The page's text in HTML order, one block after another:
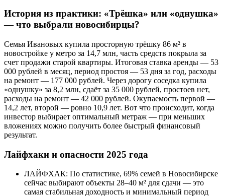
История из практики: «Трёшка» или «однушка»
— что выбрали новосибирцы?
Семья Ивановых купила просторную трёшку 86 м² в
новостройке у метро за 14,7 млн, часть средств покрыла за
счет продажи старой квартиры. Итоговая ставка аренды — 53
000 рублей в месяц, период простоя — 53 дня за год, расходы
на ремонт — 177 000 рублей. Через дорогу соседка купила
«однушку» за 8,2 млн, сдаёт за 35 000 рублей, простоев нет,
расходы на ремонт — 42 000 рублей. Окупаемость первой —
14,2 лет, второй — ровно 10,9 лет. Вот что происходит, когда
инвестор выбирает оптимальный метраж — при меньших
вложениях можно получить более быстрый финансовый
результат.
Лайфхаки и опасности 2025 года
ЛАЙФХАК: По статистике, 69% семей в Новосибирске
сейчас выбирают объекты 28–40 м² для сдачи — это
самая стабильная доходность и минимальный период